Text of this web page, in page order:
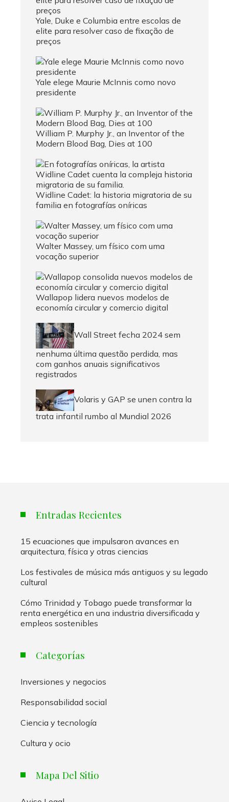
Yale, Duke e Columbia entre escolas de
elite para resolver caso de fixação de
preços
Yale elege Maurie McInnis como novo
presidente
William P. Murphy Jr., an Inventor of the
Modern Blood Bag, Dies at 100
Widline Cadet: la historia migratoria de su
familia en fotografías oníricas
Walter Massey, um físico com uma
vocação superior
Wallapop lidera nuevos modelos de
economía circular y comercio digital
Wall Street fecha 2024 sem
nenhuma última questão perdida, mas
com ganhos anuais significativos
registrados
Volaris y GAP se unen contra la
trata infantil rumbo al Mundial 2026
Entradas Recientes
15 ecuaciones que impulsaron avances en
arquitectura, física y otras ciencias
Los festivales de música más antiguos y su legado
cultural
Cómo Trinidad y Tobago puede transformar la
renta energética en una industria diversificada y
empleos sostenibles
Categorías
Inversiones y negocios
Responsabilidad social
Ciencia y tecnología
Cultura y ocio
Mapa Del Sitio